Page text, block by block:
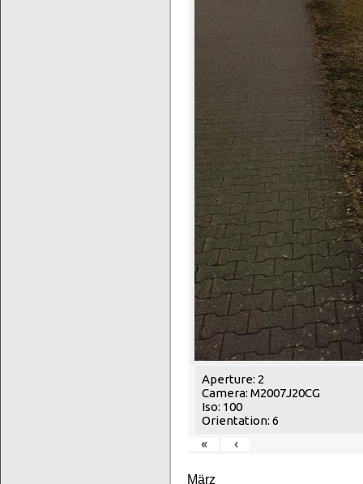
Aperture: 2
Camera: M2007J20CG
Iso: 100
Orientation: 6
«
‹
März